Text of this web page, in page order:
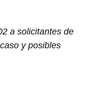
a solicitantes de
y posibles